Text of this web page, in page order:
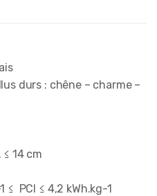
durs : chêne – charme –
≤ 14 cm
≤ PCI ≤ 4,2 kWh.kg-1